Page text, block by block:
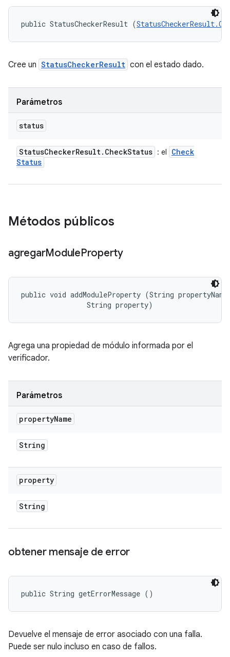
public StatusCheckerResult (
Cree un StatusCheckerResult con el estado dado.
Parámetros
status
StatusCheckerResult. CheckStatus : el
Check
Status
Métodos públicos
agregarModuleProperty
public void addModuleProperty (String
                String property)
Agrega una propiedad de módulo informada por el
verificador.
Parámetros
propertyName
String
property
String
obtener mensaje de error
public String getErrorMessage ()
Devuelve el mensaje de error asociado con una falla.
Puede ser nulo incluso en caso de fallos.